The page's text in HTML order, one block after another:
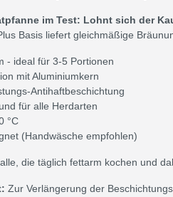
im Test: Lohnt sich der
Basis liefert gleichmäßige
- ideal für 3-5 Portionen
mit Aluminiumkern
Antihaftbeschichtung
für alle Herdarten
°C
(Handwäsche empfohlen)
die täglich fettarm kochen und
Zur Verlängerung der